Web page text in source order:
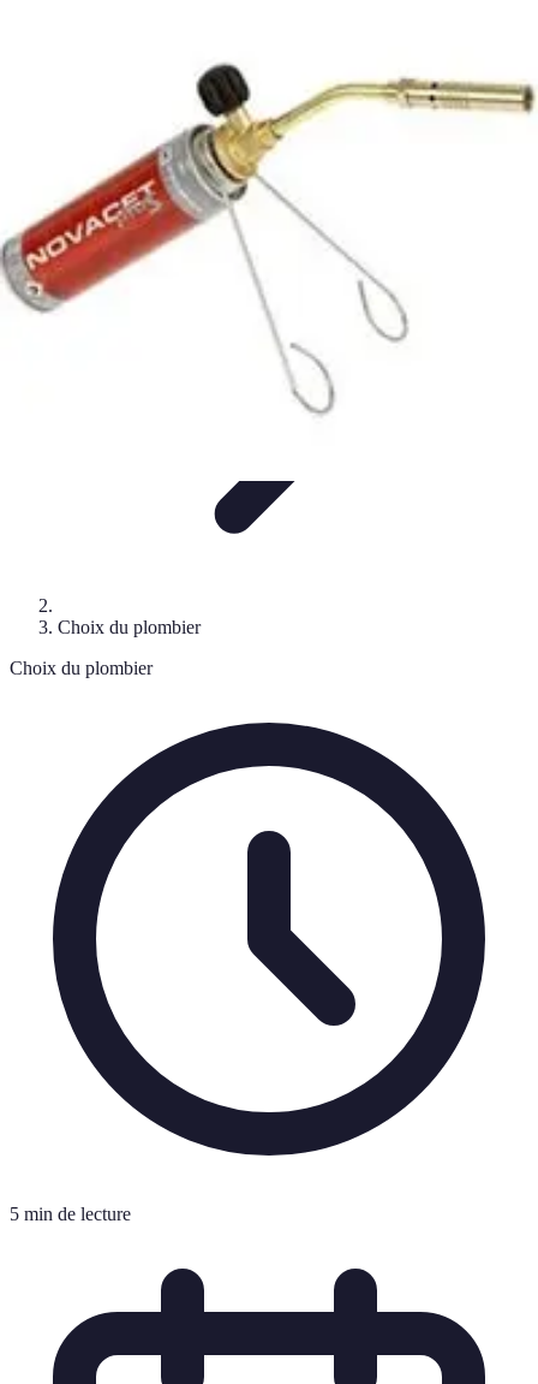
Didacticiels
Plomberie Parisienne
Choix du plombier
Choix du plombier
5 min de lecture